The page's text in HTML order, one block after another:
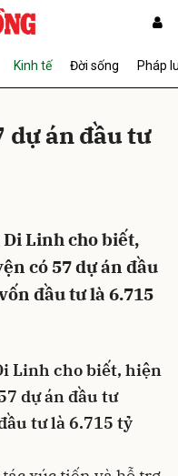
Kinh tế Đời sống Pháp
dự án đầu tư
Linh cho biết,
có 57 dự án đầu
đầu tư là 6.715
Linh cho biết, hiện
dự án đầu tư
tư là 6.715 tỷ
Hủy Gửi